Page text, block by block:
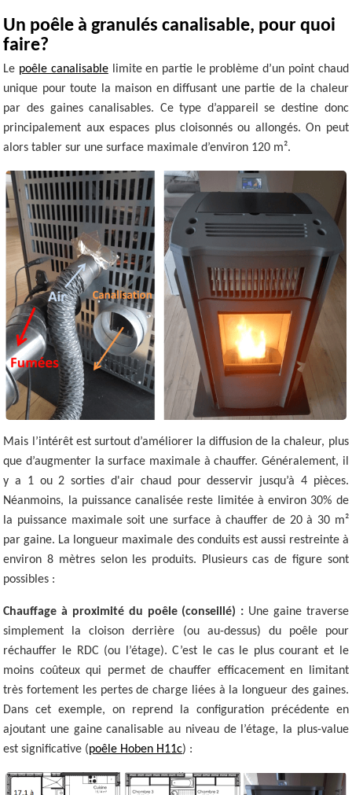
Un poêle à granulés canalisable, pour quoi
faire?
Le poêle canalisablelimite en partie le problème d’un point chaud
unique pour toute la maison en diffusant une partie de la chaleur
par des gaines canalisables. Ce type d’appareil se destine donc
principalement aux espaces plus cloisonnés ou allongés. On peut
alors tabler sur une surface maximale d’environ 120 m².
Mais l’intérêt est surtout d’améliorer la diffusion de la chaleur, plus
que d’augmenter la surface maximale à chauffer. Généralement, il
y a 1 ou 2 sorties d'air chaud pour desservir jusqu’à 4 pièces.
Néanmoins, la puissance canalisée reste limitée à environ 30% de
la puissance maximale soit une surface à chauffer de 20 à 30 m²
par gaine. La longueur maximale des conduits est aussi restreinte à
environ 8 mètres selon les produits. Plusieurs cas de figure sont
possibles :
Chauffage à proximité du poêle (conseillé) : Une gaine traverse
simplement la cloison derrière (ou au-dessus) du poêle pour
réchauffer le RDC (ou l’étage). C’est le cas le plus courant et le
moins coûteux qui permet de chauffer efficacement en limitant
très fortement les pertes de charge liées à la longueur des gaines.
Dans cet exemple, on reprend la configuration précédente en
ajoutant une gaine canalisable au niveau de l’étage, la plus-value
est significative (poêle Hoben H11c) :